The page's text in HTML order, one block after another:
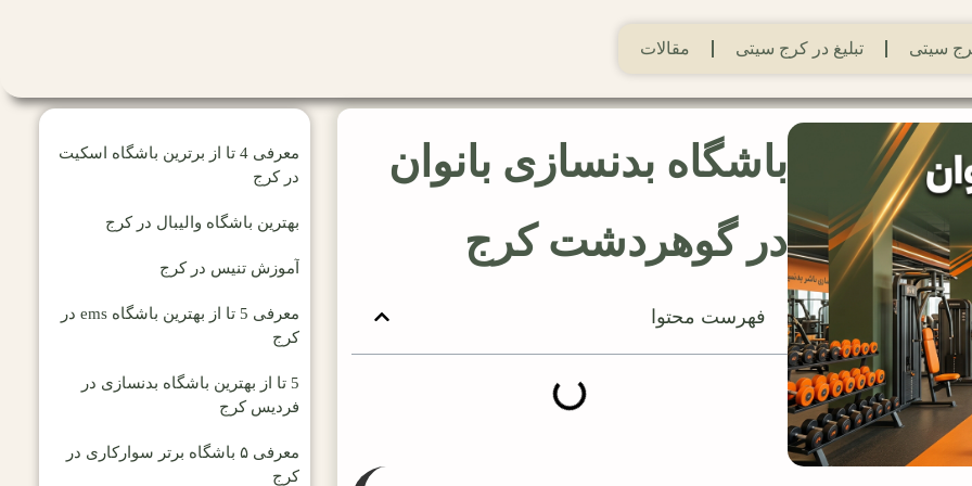
سیتی تبلیغ در کرج سیتی مقالات
باشگاه بدنسازی بانوان
در گوهردشت کرج
فهرست محتوا
معرفی 4 تا از برترین باشگاه اسکیت
در کرج
بهترین باشگاه والیبال در کرج
آموزش تنیس در کرج
معرفی 5 تا از بهترین باشگاه ems در
کرج
5 تا از بهترین باشگاه بدنسازی در
فردیس کرج
معرفی ۵ باشگاه برتر سوارکاری در
کرج